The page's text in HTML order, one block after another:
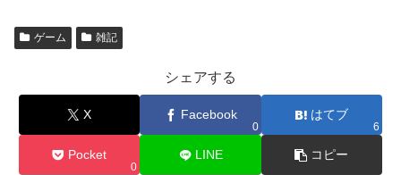
ゲーム 雑記
シェアする
X Facebook
0
はてブ
6
Pocket
0
LINE コピー